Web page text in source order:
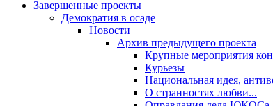
Завершенные проекты
Демократия в осаде
Новости
Архив предыдущего проекта
Крупные мероприятия
Курьезы
Национальная идея,
О странностях любви...